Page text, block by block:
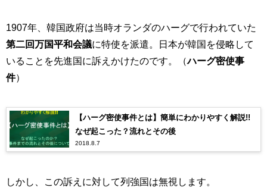
1907年、韓国政府は当時オランダのハーグで行われていた
第二回万国平和会議に特使を派遣。日本が韓国を侵略して
いることを先進国に訴えかけたのです。（ハーグ密使事
件）
【ハーグ密使事件とは】簡単にわかりやすく解説!!
なぜ起こった？流れとその後
2018.8.7
しかし、この訴えに対して列強国は無視します。